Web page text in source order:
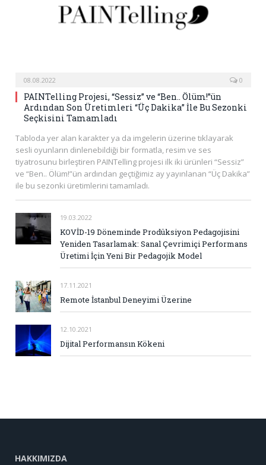
08.08.2022 0
PAINTelling Projesi, “Sessiz” ve “Ben.. Ölüm!”ün
Ardından Son Üretimleri “Üç Dakika” İle Bu Sezonki
Seçkisini Tamamladı
Tabloda yer alan karakter ya da imgelerin üzerine tıklayarak
sesli oyunların dinlenebildiği bir formatla, resim ve ses
tiyatrosunu birleştiren PAINTelling projesi ilk iki ürünleri “Sessiz”
ve “Ben.. Ölüm!”ün ardından geçtiğimiz ay yayınlanan “Üç Dakika”
ile bu sezonki üretimlerini tamamladı.
19.03.2022
KOVİD-19 Döneminde Prodüksiyon Pedagojisini
Yeniden Tasarlamak: Sanal Çevrimiçi Performans
Üretimi İçin Yeni Bir Pedagojik Model
17.11.2021
Remote İstanbul Deneyimi Üzerine
12.10.2021
Dijital Performansın Kökeni
HAKKIMIZDA